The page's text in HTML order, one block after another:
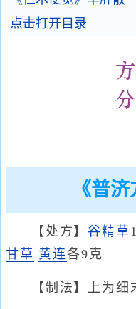
点击打开目录
《普
【处方】谷精草
甘草 黄连各9克
【制法】上为细